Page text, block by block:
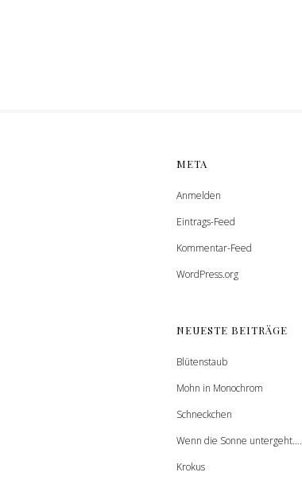
META
Anmelden
Eintrags-Feed
Kommentar-Feed
WordPress.org
NEUESTE BEITRÄGE
Blütenstaub
Mohn in Monochrom
Schneckchen
Wenn die Sonne untergeht….
Krokus